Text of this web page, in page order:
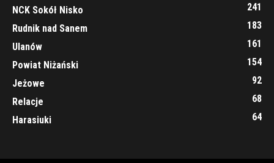
NCK Sokół Nisko
241
Rudnik nad Sanem
183
Ulanów
161
Powiat Niżański
154
Jeżowe
92
Relacje
68
Harasiuki
64